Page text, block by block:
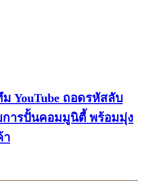
YouTube ถอดรหัสลับ
การปั้นคอมมูนิตี้ พร้อมมุ่ง
า